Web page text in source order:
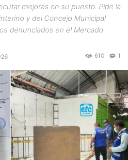
mejoras en su puesto. Pide la
y del Concejo Municipal
denunciados en el Mercado
1
610